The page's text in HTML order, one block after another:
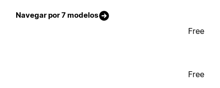
Navegar por 7 modelos
Free
Free